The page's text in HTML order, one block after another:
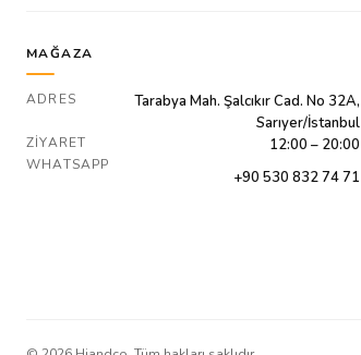
MAĞAZA
ADRES
Tarabya Mah. Şalcıkır Cad. No 32A,
Sarıyer/İstanbul
ZIYARET 12:00 – 20:00
WHATSAPP
+90 530 832 74 71